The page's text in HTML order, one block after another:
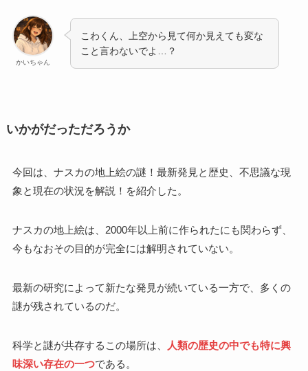
かいちゃん
こわくん、上空から見て何か見えても変な
こと言わないでよ…？
いかがだっただろうか
今回は、ナスカの地上絵の謎！最新発見と歴史、不思議な現
象と現在の状況を解説！を紹介した。
ナスカの地上絵は、2000年以上前に作られたにも関わらず、
今もなおその目的が完全には解明されていない。
最新の研究によって新たな発見が続いている一方で、多くの
謎が残されているのだ。
科学と謎が共存するこの場所は、
人類の歴史の中でも特に興
味深い存在の一つである。